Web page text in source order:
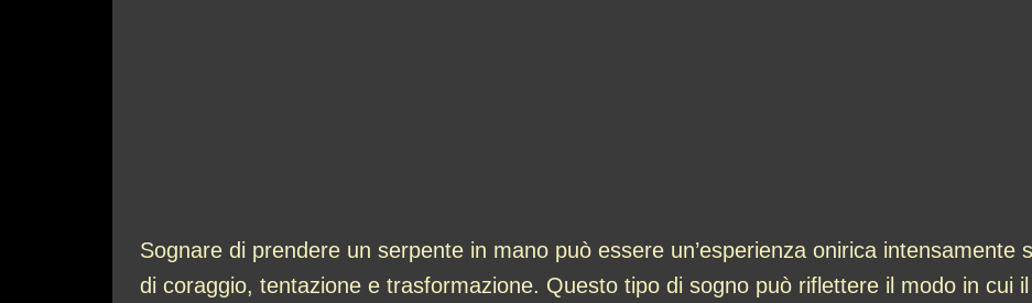
Sognare di prendere un serpente in mano può essere un’esperienza onirica intensamente
di coraggio, tentazione e trasformazione. Questo tipo di sogno può riflettere il modo in cui